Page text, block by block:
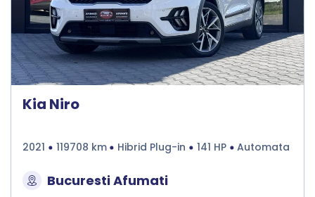
Kia Niro
2021 119708 km Hibrid Plug-in 141 HP Automata
Bucuresti Afumati